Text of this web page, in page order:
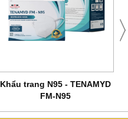
Khẩu trang N95 - TENAMYD
FM-N95